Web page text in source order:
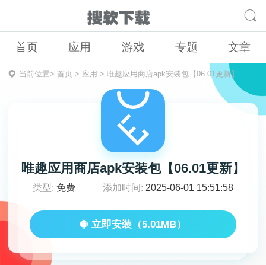
首页 应用 游戏 专题 文章
当前位置> 首页> 应用 > 唯趣应用商店apk安装包【06.01更新】
唯趣应用商店apk安装包【06.01更新】
类型: 免费 添加时间: 2025-06-01 15:51:58
立即安装（5.01MB）